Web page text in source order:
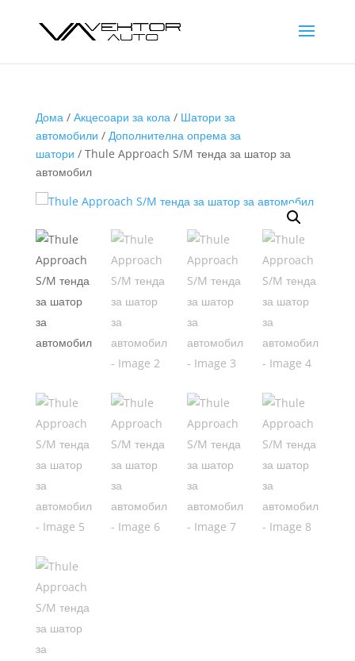
Дома/ Акцесоари за кола/ Шатори за
автомобили / Дополнителна опрема за
шатори / Thule Approach S/M тенда за шатор за
автомобил